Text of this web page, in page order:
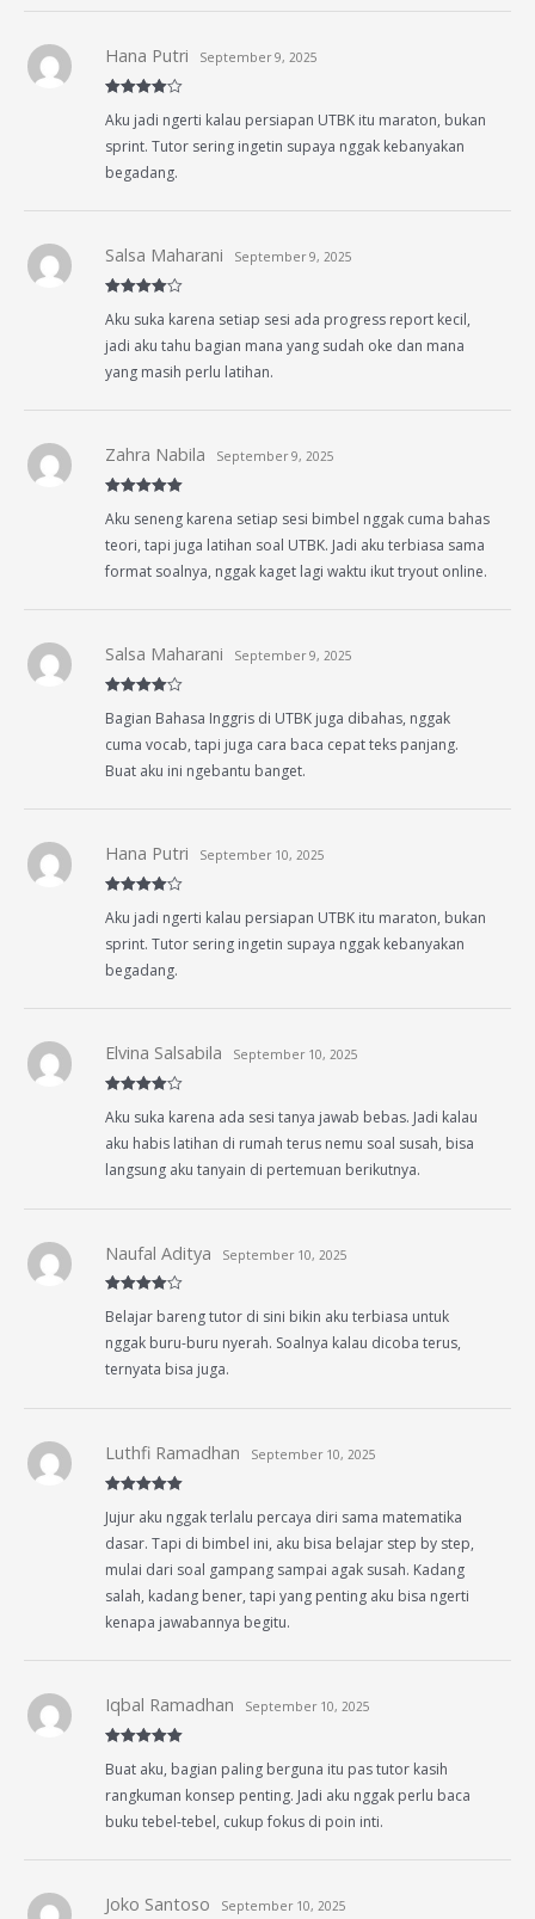
out of 5
Hana Putri September 9, 2025
Aku jadi ngerti kalau persiapan UTBK itu maraton, bukan
sprint. Tutor sering ingetin supaya nggak kebanyakan
begadang.
out of 5
Salsa Maharani September 9, 2025
Aku suka karena setiap sesi ada progress report kecil,
jadi aku tahu bagian mana yang sudah oke dan mana
yang masih perlu latihan.
of 5
Zahra Nabila September 9, 2025
Aku seneng karena setiap sesi bimbel nggak cuma bahas
teori, tapi juga latihan soal UTBK. Jadi aku terbiasa sama
format soalnya, nggak kaget lagi waktu ikut tryout online.
out of 5
Salsa Maharani September 9, 2025
Bagian Bahasa Inggris di UTBK juga dibahas, nggak
cuma vocab, tapi juga cara baca cepat teks panjang.
Buat aku ini ngebantu banget.
out of 5
Hana Putri September 10, 2025
Aku jadi ngerti kalau persiapan UTBK itu maraton, bukan
sprint. Tutor sering ingetin supaya nggak kebanyakan
begadang.
out of 5
Elvina Salsabila September 10, 2025
Aku suka karena ada sesi tanya jawab bebas. Jadi kalau
aku habis latihan di rumah terus nemu soal susah, bisa
langsung aku tanyain di pertemuan berikutnya.
out of 5
Naufal Aditya September 10, 2025
Belajar bareng tutor di sini bikin aku terbiasa untuk
nggak buru-buru nyerah. Soalnya kalau dicoba terus,
ternyata bisa juga.
of 5
Luthfi Ramadhan September 10, 2025
Jujur aku nggak terlalu percaya diri sama matematika
dasar. Tapi di bimbel ini, aku bisa belajar step by step,
mulai dari soal gampang sampai agak susah. Kadang
salah, kadang bener, tapi yang penting aku bisa ngerti
kenapa jawabannya begitu.
of 5
Iqbal Ramadhan September 10, 2025
Buat aku, bagian paling berguna itu pas tutor kasih
rangkuman konsep penting. Jadi aku nggak perlu baca
buku tebel-tebel, cukup fokus di poin inti.
Joko Santoso September 10, 2025